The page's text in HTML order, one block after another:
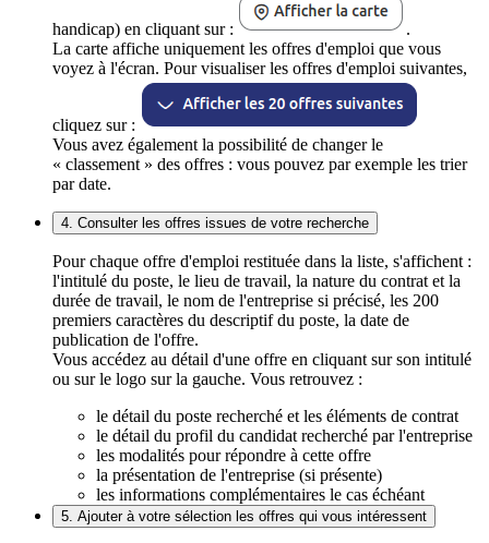
handicap) en cliquant sur :
.
La carte affiche uniquement les offres d'emploi que vous
voyez à l'écran. Pour visualiser les offres d'emploi suivantes,
cliquez sur :
Vous avez également la possibilité de changer le
« classement » des offres : vous pouvez par exemple les trier
par date.
4. Consulter les offres issues de votre recherche
Pour chaque offre d'emploi restituée dans la liste, s'affichent :
l'intitulé du poste, le lieu de travail, la nature du contrat et la
durée de travail, le nom de l'entreprise si précisé, les 200
premiers caractères du descriptif du poste, la date de
publication de l'offre.
Vous accédez au détail d'une offre en cliquant sur son intitulé
ou sur le logo sur la gauche. Vous retrouvez :
le détail du poste recherché et les éléments de contrat
le détail du profil du candidat recherché par l'entreprise
les modalités pour répondre à cette offre
la présentation de l'entreprise (si présente)
les informations complémentaires le cas échéant
5. Ajouter à votre sélection les offres qui vous intéressent